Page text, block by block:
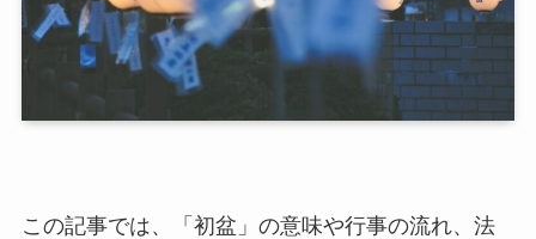
この記事では、「初盆」の意味や行事の流れ、法